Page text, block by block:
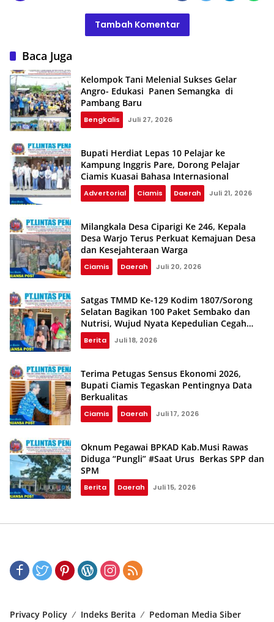
Tambah Komentar
Baca Juga
Kelompok Tani Melenial Sukses Gelar
Angro- Edukasi Panen Semangka di
Pambang Baru
Bengkalis Juli 27, 2026
Bupati Herdiat Lepas 10 Pelajar ke
Kampung Inggris Pare, Dorong Pelajar
Ciamis Kuasai Bahasa Internasional
Advertorial Ciamis Daerah Juli 21, 2026
Milangkala Desa Ciparigi Ke 246, Kepala
Desa Warjo Terus Perkuat Kemajuan Desa
dan Kesejahteraan Warga
Ciamis Daerah Juli 20, 2026
Satgas TMMD Ke-129 Kodim 1807/Sorong
Selatan Bagikan 100 Paket Sembako dan
Nutrisi, Wujud Nyata Kepedulian Cegah
Stunting
Berita Juli 18, 2026
Terima Petugas Sensus Ekonomi 2026,
Bupati Ciamis Tegaskan Pentingnya Data
Berkualitas
Ciamis Daerah Juli 17, 2026
Oknum Pegawai BPKAD Kab.Musi Rawas
Diduga “Pungli” #Saat Urus Berkas SPP dan
SPM
Berita Daerah Juli 15, 2026
Privacy Policy Indeks Berita Pedoman Media Siber